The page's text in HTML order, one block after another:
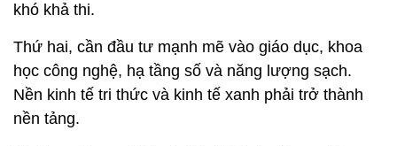
khó khả thi.
Thứ hai, cần đầu tư mạnh mẽ vào giáo dục, khoa
học công nghệ, hạ tầng số và năng lượng sạch.
Nền kinh tế tri thức và kinh tế xanh phải trở thành
nền tảng.